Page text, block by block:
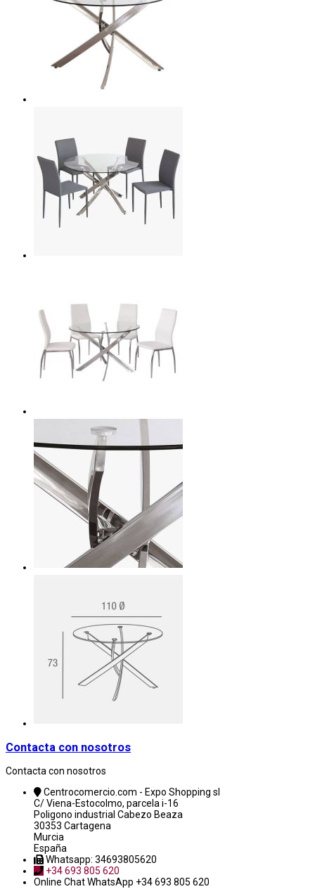
Contacta con nosotros
Contacta con nosotros
Centrocomercio.com - Expo Shopping sl
C/ Viena-Estocolmo, parcela i-16
Poligono industrial Cabezo Beaza
30353 Cartagena
Murcia
España
Whatsapp: 34693805620
+34 693 805 620
Online ChatWhatsApp +34 693 805 620